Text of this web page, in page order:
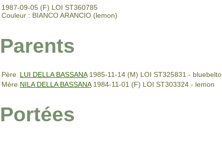
1987-09-05 (F) LOI ST360785
Couleur : BIANCO ARANCIO (lemon)
Parents
Père LUI DELLA BASSANA1985-11-14 (M) LOI ST325831 -
Mère NILA DELLA BASSANA1984-11-01 (F) LOI ST303324 - lemon
Portées